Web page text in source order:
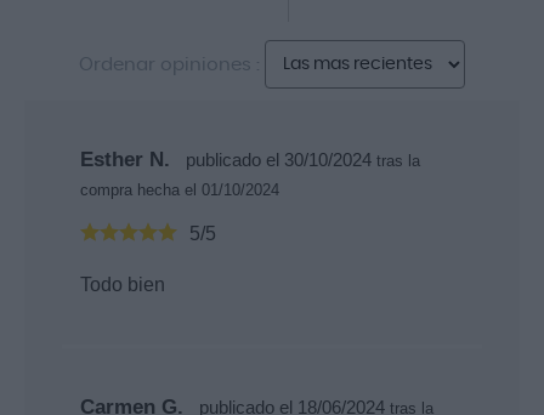
Ordenar opiniones :
Esther N. publicado el 30/10/2024 tras la
compra hecha el 01/10/2024
5/5
Todo bien
Carmen G. publicado el 18/06/2024 tras la